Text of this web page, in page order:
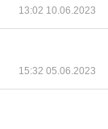
13:02 10.06.2023
15:32 05.06.2023